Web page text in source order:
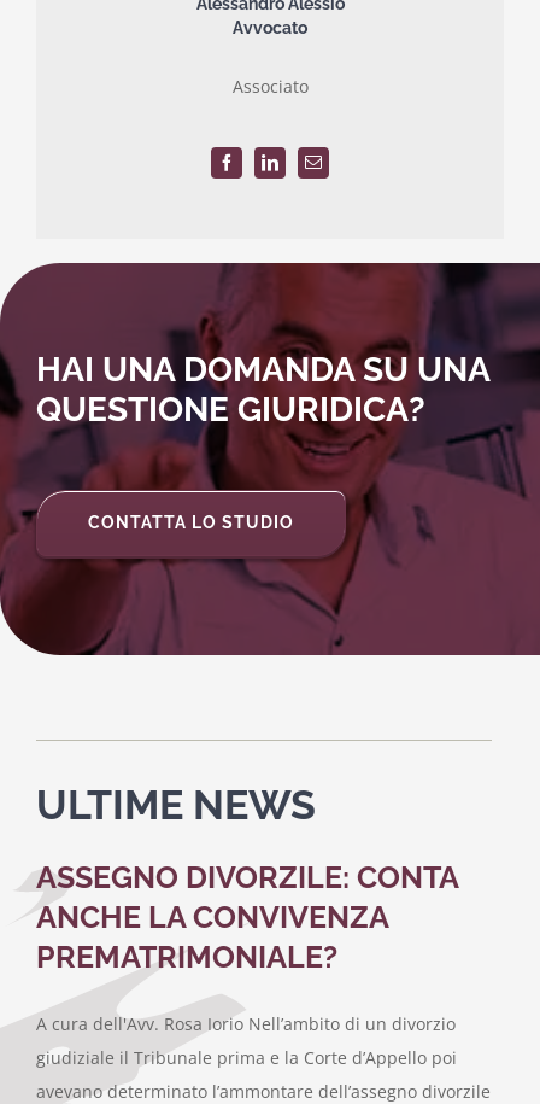
Avvocato
Associato
HAI UNA DOMANDA SU UNA
QUESTIONE GIURIDICA?
CONTATTA LO STUDIO
ULTIME NEWS
ASSEGNO DIVORZILE: CONTA
ANCHE LA CONVIVENZA
PREMATRIMONIALE?
A cura dell'Avv. Rosa Iorio Nell’ambito di un divorzio
giudiziale il Tribunale prima e la Corte d’Appello poi
avevano determinato l’ammontare dell’assegno divorzile